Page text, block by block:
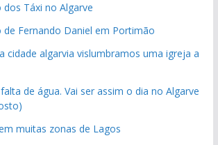
Táxi no Algarve
Fernando Daniel em Portimão
cidade algarvia vislumbramos uma igreja a
de água. Vai ser assim o dia no Algarve
muitas zonas de Lagos